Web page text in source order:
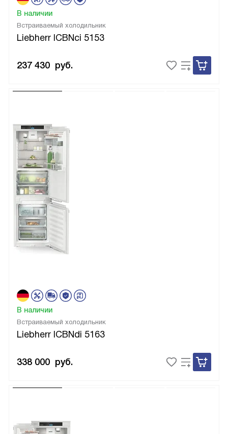
Встраиваемый холодильник
Liebherr ICBNci 5153
В наличии
237 430 руб.
Встраиваемый холодильник
Liebherr ICBNdi 5163
В наличии
338 000 руб.